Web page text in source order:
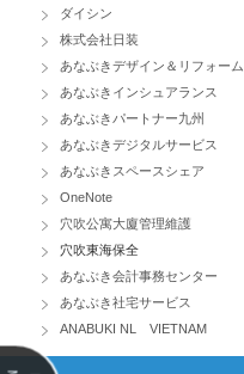
ダイシン
株式会社日装
あなぶきデザイン＆リフォーム
あなぶきインシュアランス
あなぶきパートナー九州
あなぶきデジタルサービス
あなぶきスペースシェア
OneNote
穴吹公寓大廈管理維護
穴吹東海保全
あなぶき会計事務センター
あなぶき社宅サービス
ANABUKI NL VIETNAM